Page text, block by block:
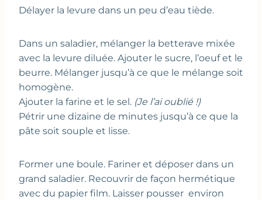
Délayer la levure dans un peu d’eau tiède.
Dans un saladier, mélanger la betterave mixée
avec la levure diluée. Ajouter le sucre, l’oeuf et le
beurre. Mélanger jusqu’à ce que le mélange soit
homogène.
Ajouter la farine et le sel. (Je l’ai oublié !)
Pétrir une dizaine de minutes jusqu’à ce que la
pâte soit souple et lisse.
Former une boule. Fariner et déposer dans un
grand saladier. Recouvrir de façon hermétique
avec du papier film. Laisser pousser environ